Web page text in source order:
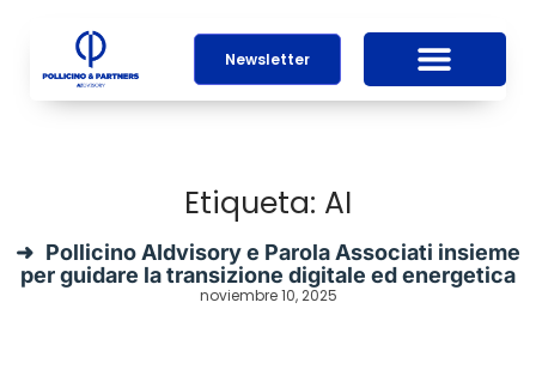
Newsletter
Etiqueta: AI
Pollicino AIdvisory e Parola Associati insieme
per guidare la transizione digitale ed energetica
noviembre 10, 2025